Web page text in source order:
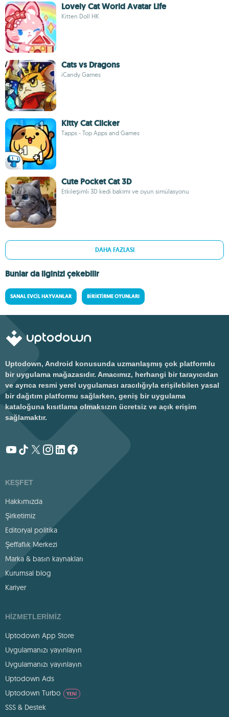
Lovely Cat World Avatar Life
Kitten Doll HK
Cats vs Dragons
iCandy Games
Kitty Cat Clicker
Tapps - Top Apps and Games
Cute Pocket Cat 3D
Etkileşimli 3D kedi bakımı ve oyun simülasyonu
DAHA FAZLASI
Bunlar da ilginizi çekebilir
SANAL EVCIL HAYVANLAR BIRIKTIRME OYUNLARI
Uptodown, Android konusunda uzmanlaşmış çok platformlu
bir uygulama mağazasıdır. Amacımız, herhangi bir tarayıcıdan
ve ayrıca resmi yerel uygulaması aracılığıyla erişilebilen yasal
bir dağıtım platformu sağlarken, geniş bir uygulama
kataloğuna kısıtlama olmaksızın ücretsiz ve açık erişim
sağlamaktır.
KEŞFET
Hakkımızda
Şirketimiz
Editoryal politika
Şeffaflık Merkezi
Marka & basın kaynakları
Kurumsal blog
Kariyer
HIZMETLERIMIZ
Uptodown App Store
Uygulamanızı yayınlayın
Uygulamanızı yayınlayın
Uptodown Ads
Uptodown Turbo
YENI
SSS & Destek